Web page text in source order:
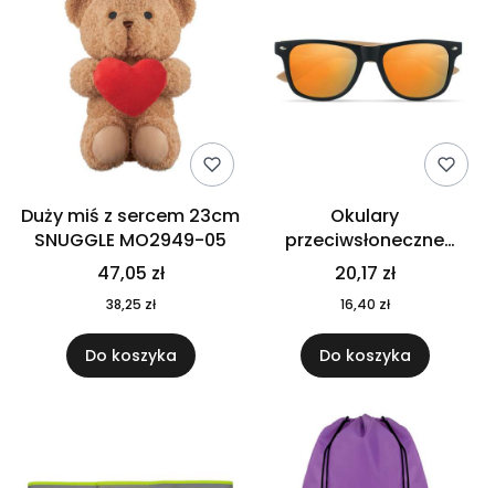
Duży miś z sercem 23cm
SNUGGLE MO2949-05
47,05 zł
38,25 zł
Do koszyka
Okulary
przeciwsłoneczne
CALIFORNIA TOUCH
MO9617-10
20,17 zł
16,40 zł
Do koszyka